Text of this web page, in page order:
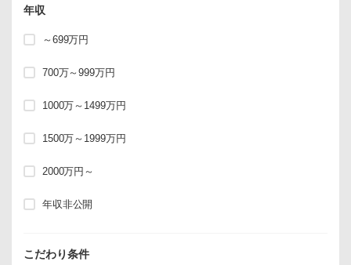
年収
～699万円
700万～999万円
1000万～1499万円
1500万～1999万円
2000万円～
年収非公開
こだわり条件